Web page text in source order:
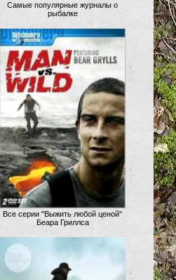
Самые популярные журналы о
рыбалке
Все серии "Выжить любой ценой"
Беара Гриллса